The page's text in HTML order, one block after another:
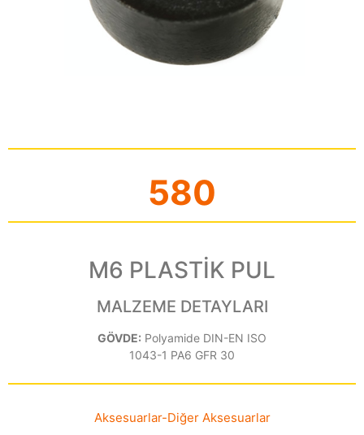
580
M6 PLASTİK PUL
MALZEME DETAYLARI
GÖVDE: Polyamide DIN-EN ISO
1043-1 PA6 GFR 30
Aksesuarlar-Diğer Aksesuarlar